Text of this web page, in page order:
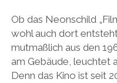
Ob das Neonschild
wohl auch dort
mutmaßlich aus den
am Gebäude, leuchtet
Denn das Kino ist seit